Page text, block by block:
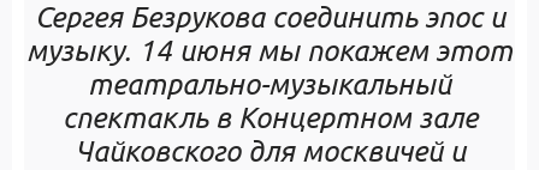
Сергея Безрукова соединить эпос и
музыку. 14 июня мы покажем этот
театрально-музыкальный
спектакль в Концертном зале
Чайковского для москвичей и